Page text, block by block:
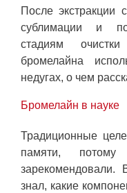
После экстракции
сублимации и
стадиям
бромелайна
недугах, о чем
Бромелайн в науке
Традиционные
памяти,
знал, какие